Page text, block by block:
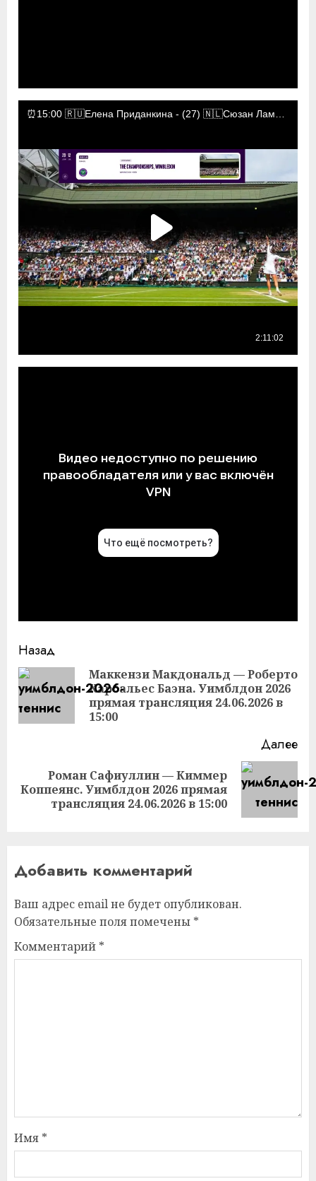
Продолжить
чтение
Назад
Маккензи Макдональд — Роберто
Карбальес Баэна. Уимблдон 2026
прямая трансляция 24.06.2026 в
15:00
Далее
Следующая
запись:
Роман Сафиуллин — Киммер
Коппеянс. Уимблдон 2026 прямая
трансляция 24.06.2026 в 15:00
Добавить комментарий
Ваш адрес email не будет опубликован.
Обязательные поля помечены *
Комментарий *
Имя *